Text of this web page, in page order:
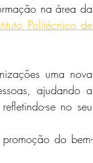
na área da
Politécnico de
uma nova
ajudando a
se no seu
do bem-